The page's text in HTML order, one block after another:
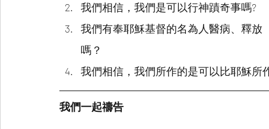
我們相信，我們是可以行神蹟奇事嗎?
我們有奉耶穌基督的名為人醫病、釋放
嗎？
我們相信，我們所作的是可以比耶穌所
我們一起禱告